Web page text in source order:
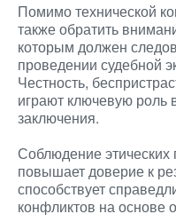
Помимо технической
также обратить
которым должен
проведении судебной
Честность,
играют ключевую роль
заключения.
Соблюдение этических
повышает доверие к
способствует
конфликтов на основе